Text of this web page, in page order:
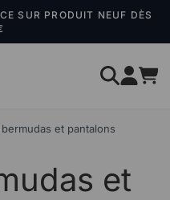
SUR PRODUIT NEUF DÈS
et pantalons
et